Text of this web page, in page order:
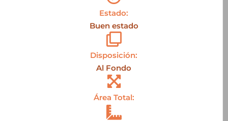
Estado:
Buen estado
Disposición:
Al Fondo
Área Total: